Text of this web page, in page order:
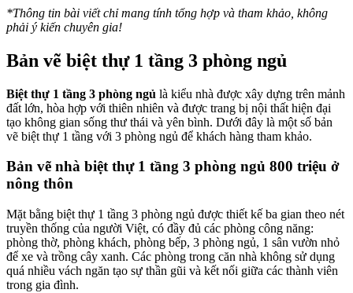
*Thông tin bài viết chỉ mang tính tổng hợp và tham khảo, không
phải ý kiến chuyên gia!
Bản vẽ biệt thự 1 tầng 3 phòng ngủ
Biệt thự 1 tầng 3 phòng ngủ là kiểu nhà được xây dựng trên mảnh
đất lớn, hòa hợp với thiên nhiên và được trang bị nội thất hiện đại
tạo không gian sống thư thái và yên bình. Dưới đây là một số bản
vẽ biệt thự 1 tầng với 3 phòng ngủ để khách hàng tham khảo.
Bản vẽ nhà biệt thự 1 tầng 3 phòng ngủ 800 triệu ở
nông thôn
Mặt bằng biệt thự 1 tầng 3 phòng ngủ được thiết kế ba gian theo nét
truyền thống của người Việt, có đầy đủ các phòng công năng:
phòng thờ, phòng khách, phòng bếp, 3 phòng ngủ, 1 sân vườn nhỏ
để xe và trồng cây xanh. Các phòng trong căn nhà không sử dụng
quá nhiều vách ngăn tạo sự thần gũi và kết nối giữa các thành viên
trong gia đình.